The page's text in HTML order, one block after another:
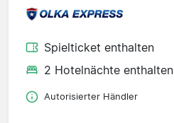
Spielticket enthalten
2 Hotelnächte enthalten
Autorisierter Händler